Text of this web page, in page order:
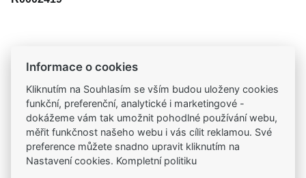
Už od roku 2001 jsme součástí vašich příběhů
Široký výběr produktů
Na našem e-shopu máte výběr z tisíců šperků
Garance vysoké kvality
Informace o cookies
Kliknutím na Souhlasím se vším budou uloženy cookies
funkční, preferenční, analytické i marketingové -
dokážeme vám tak umožnit pohodlné používání webu,
měřit funkčnost našeho webu i vás cílit reklamou. Své
preference můžete snadno upravit kliknutím na
Nastavení cookies. Kompletní politiku